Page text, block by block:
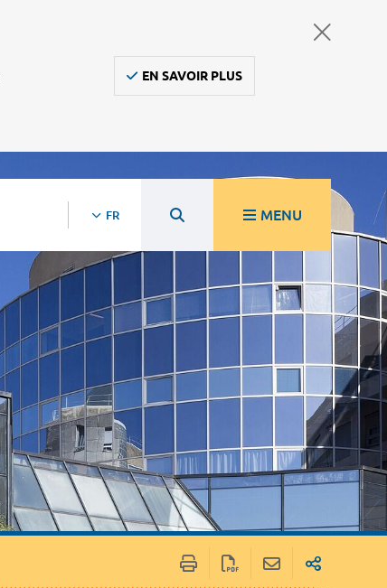
EN SAVOIR PLUS
FR MENU